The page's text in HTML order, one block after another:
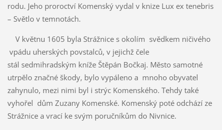
rodu. Jeho proroctví Komenský vydal v knize Lux ex tenebris
– Světlo v temnotách.
V květnu 1605 byla Strážnice s okolím svědkem ničivého
vpádu uherských povstalců, v jejichž čele
stál sedmihradským kníže Štěpán Bočkaj. Město samotné
utrpělo značné škody, bylo vypáleno a mnoho obyvatel
zahynulo, mezi nimi byl i strýc Komenského. Tehdy také
vyhořel dům Zuzany Komenské. Komenský poté odchází ze
Strážnice a vrací ke svým poručníkům do Nivnice.